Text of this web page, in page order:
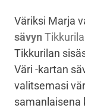
Väriksi Marja
sävyn
Tikkurilan
Väri -kartan
valitsemasi
samanlaisena